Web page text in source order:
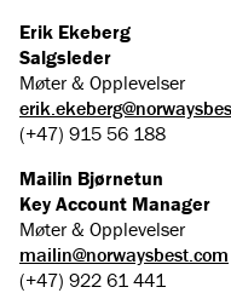
Erik Ekeberg
Salgsleder
Møter & Opplevelser
(+47) 915 56 188
Mailin Bjørnetun
Key Account Manager
Møter & Opplevelser
mailin@norwaysbest.com
(+47) 922 61 441